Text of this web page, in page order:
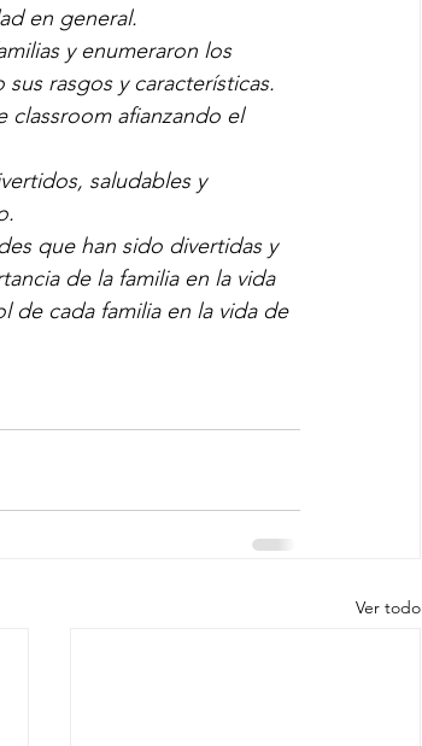
en general.
y enumeraron los
rasgos y características.
classroom afianzando el
saludables y
que han sido divertidas y
de la familia en la vida
de cada familia en la vida de
Ver todo